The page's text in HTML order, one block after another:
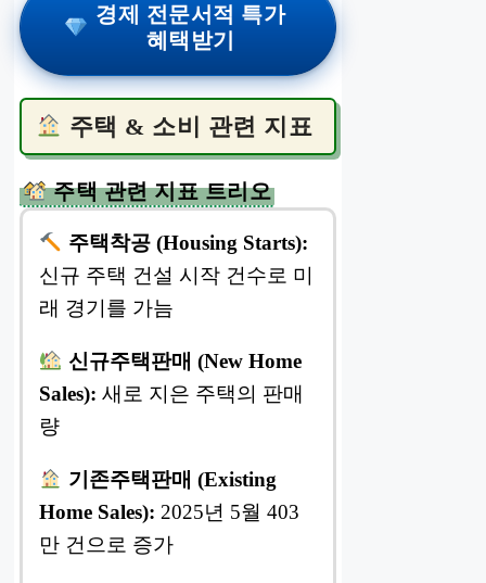
경제 전문서적 특가
혜택받기
주택 & 소비 관련 지표
주택 관련 지표 트리오
주택착공 (Housing Starts):
신규 주택 건설 시작 건수로 미
래 경기를 가늠
신규주택판매 (New Home
Sales): 새로 지은 주택의 판매
량
기존주택판매 (Existing
Home Sales): 2025년 5월 403
만 건으로 증가